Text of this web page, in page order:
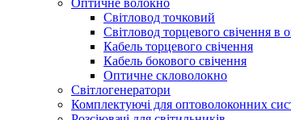
Світловод точковий
Світловод торцевого свічення в
Кабель торцевого свічення
Кабель бокового свічення
Оптичне скловолокно
Світлогенератори
Комплектуючі для оптоволоконних